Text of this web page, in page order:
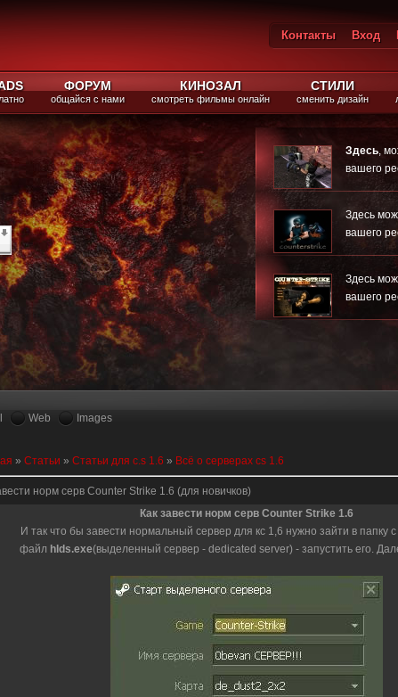
Контакты Вход
ФОРУМ
общайся с нами
КИНОЗАЛ
смотреть фильмы онлайн
СТИЛИ
сменить дизайн
Здесь,
вашего
Здесь
вашего
Здесь
вашего
Web Images
» Статьи » Статьи для c.s 1.6 » Всё о серверах cs 1.6
норм серв Counter Strike 1.6 (для новичков)
Как завести норм серв Counter Strike 1.6
И так что бы завести нормальный сервер для кс 1,6 нужно зайти в папку с
файл hlds.exe(выделенный сервер - dedicated server) - запустить его.